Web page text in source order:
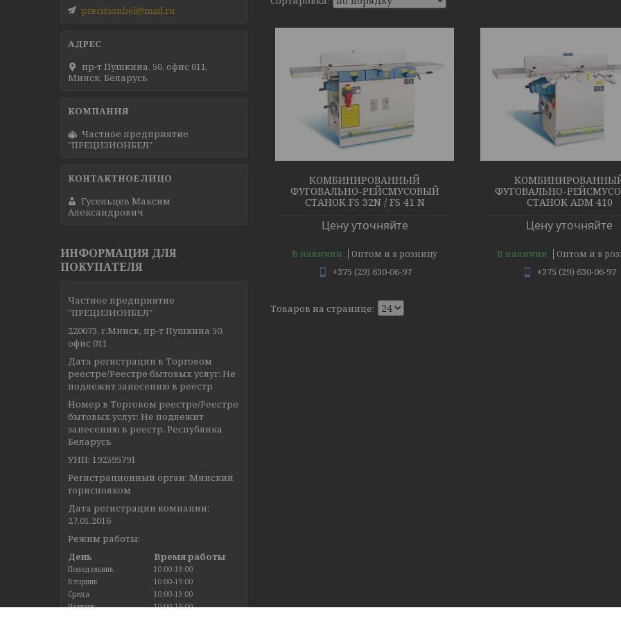
КОМБИНИРОВАННЬІЙ
ФУГОВАЛЬНО-РЕЙСМУСОВЫЙ
СТАНОК FS 32N / FS 41 N
Цену уточняйте
В наличии Оптом и в розницу
+375 (29) 630-06-97
ФУГОВАЛЬНО-
СТАНОК ADM 410
Цену уточняйте
В наличии Оптом и в
+375 (29) 630-06-97
precizionbel@mail.ru
пр-т Пушкина, 50, офис 011,
Минск, Беларусь
Частное предприятие
"ПРЕЦИЗИОНБЕЛ"
Гусельцев Максим
Александрович
ИНФОРМАЦИЯ ДЛЯ
ПОКУПАТЕЛЯ
Частное предприятие
"ПРЕЦИЗИОНБЕЛ"
220073, г.Минск, пр-т Пушкина 50,
офис 011
Дата регистрации в Торговом
реестре/Реестре бытовых услуг: Не
подлежит занесению в реестр
Номер в Торговом реестре/Реестре
бытовых услуг: Не подлежит
занесению в реестр, Республика
Беларусь
УНП: 192595791
Регистрационный орган: Минский
горисполком
Дата регистрации компании:
27.01.2016
Режим работы:
День
Время работы
Понедельник
10:00-19:00
Вторник
10:00-19:00
Среда
10:00-19:00
Четверг
10:00-19:00